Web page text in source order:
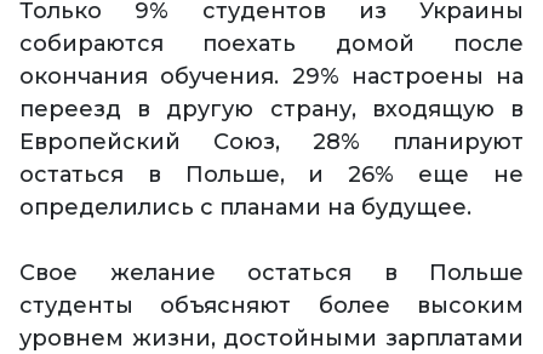
Только 9% студентов из Украины
собираются поехать домой после
окончания обучения. 29% настроены на
переезд в другую страну, входящую в
Европейский Союз, 28% планируют
остаться в Польше, и 26% еще не
определились с планами на будущее.
Свое желание остаться в Польше
студенты объясняют более высоким
уровнем жизни, достойными зарплатами